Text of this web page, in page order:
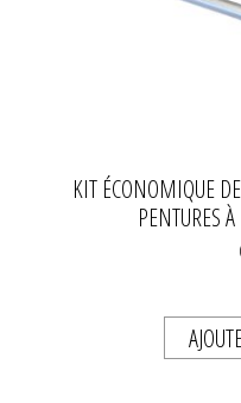
KIT ÉCONOMIQUE
PENTURES